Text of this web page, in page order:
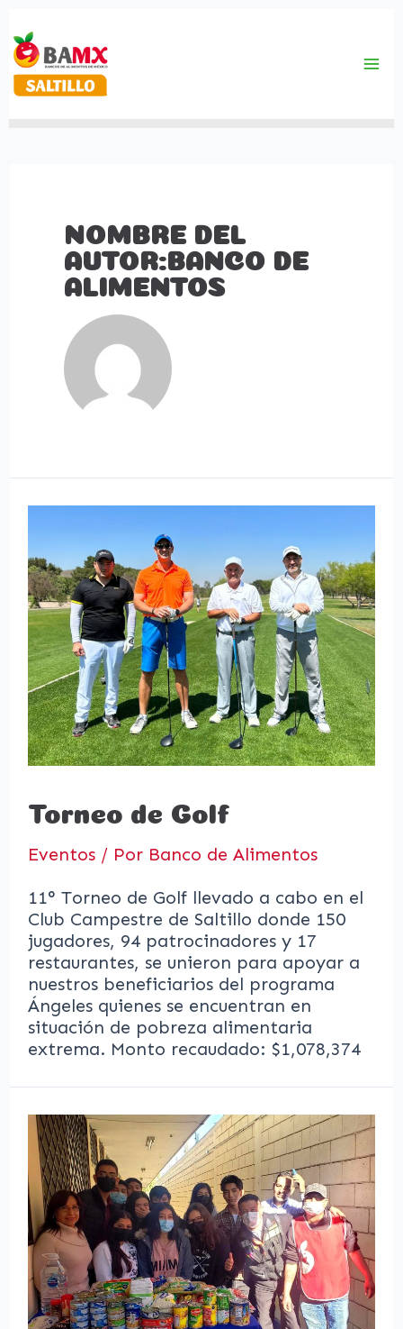
al
contenido
NOMBRE DEL
AUTOR:BANCO DE
ALIMENTOS
Torneo de Golf
Eventos/ Por Banco de Alimentos
11° Torneo de Golf llevado a cabo en el
Club Campestre de Saltillo donde 150
jugadores, 94 patrocinadores y 17
restaurantes, se unieron para apoyar a
nuestros beneficiarios del programa
Ángeles quienes se encuentran en
situación de pobreza alimentaria
extrema. Monto recaudado: $1,078,374